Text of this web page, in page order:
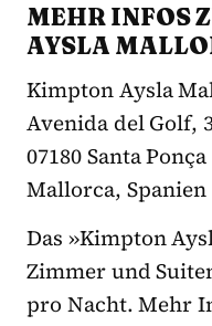
MEHR INFOS
AYSLA
Kimpton Aysla
Avenida del Golf,
07180 Santa Ponça
Mallorca, Spanien
Das »Kimpton
Zimmer und
pro Nacht. Mehr